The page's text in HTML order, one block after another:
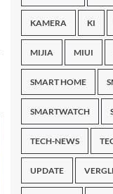
KAMERA KI
MIJIA MIUI
SMART HOME
SMARTWATCH
TECH-NEWS
UPDATE